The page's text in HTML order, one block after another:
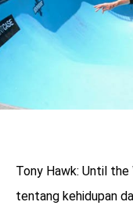
Tony Hawk: Until
tentang kehidupan